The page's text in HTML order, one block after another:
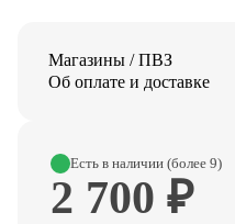
Магазины / ПВЗ
Об оплате и доставке
Есть в наличии (более 9)
2 700 ₽